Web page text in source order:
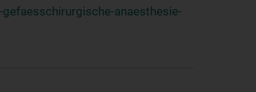
anaesthesie-